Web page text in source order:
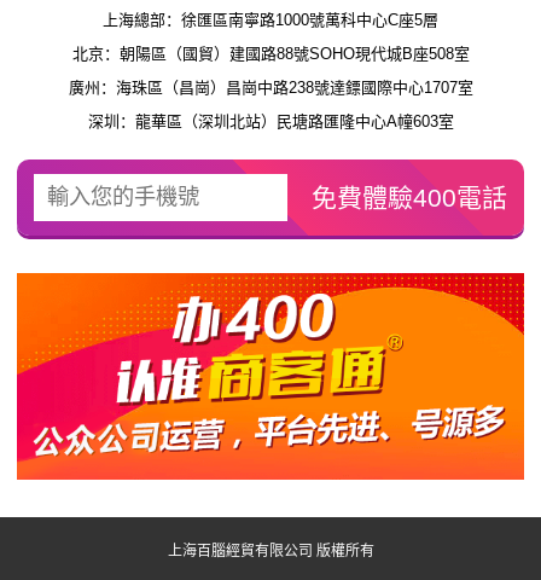
上海總部：徐匯區南寧路1000號萬科中心C座5層
北京：朝陽區（國貿）建國路88號SOHO現代城B座508室
廣州：海珠區（昌崗）昌崗中路238號達鏢國際中心1707室
深圳：龍華區（深圳北站）民塘路匯隆中心A幢603室
上海百腦經貿有限公司 版權所有